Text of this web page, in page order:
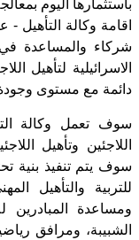
باستثمارها اليوم
اقامة وكالة التأهيل
شركاء والمساعدة
الاسرائيلية لتأهيل
دائمة مع مستوى وجودة
سوف تعمل وكالة
اللاجئين وتأهيل
سوف يتم تنفيذ بنية
للتربية والتأهيل
ومساعدة المبادرين
الشبيبة، ومرافق